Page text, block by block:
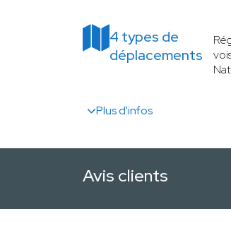
4 types de
déplacements
Plus d'infos
Avis clients